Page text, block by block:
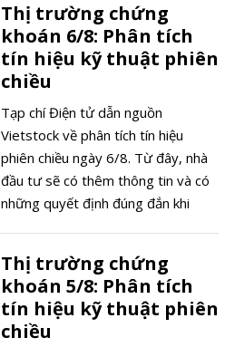
Thị trường chứng
khoán 6/8: Phân tích
tín hiệu kỹ thuật phiên
chiều
Tạp chí Điện tử dẫn nguồn
Vietstock về phân tích tín hiệu
phiên chiều ngày 6/8. Từ đây, nhà
đầu tư sẽ có thêm thông tin và có
những quyết định đúng đắn khi
Thị trường chứng
khoán 5/8: Phân tích
tín hiệu kỹ thuật phiên
chiều